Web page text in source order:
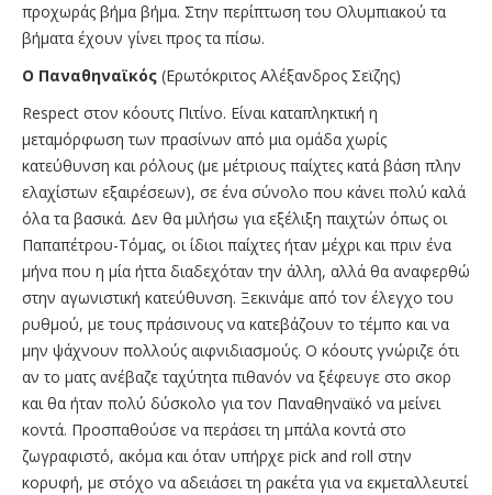
προχωράς βήμα βήμα. Στην περίπτωση του Ολυμπιακού τα
βήματα έχουν γίνει προς τα πίσω.
Ο Παναθηναϊκός (Ερωτόκριτος Αλέξανδρος Σεϊζης)
Respect στον κόουτς Πιτίνο. Eίναι καταπληκτική η
μεταμόρφωση των πρασίνων από μια ομάδα χωρίς
κατεύθυνση και ρόλους (με μέτριους παίχτες κατά βάση πλην
ελαχίστων εξαιρέσεων), σε ένα σύνολο που κάνει πολύ καλά
όλα τα βασικά. Δεν θα μιλήσω για εξέλιξη παιχτών όπως οι
Παπαπέτρου-Τόμας, οι ίδιοι παίχτες ήταν μέχρι και πριν ένα
μήνα που η μία ήττα διαδεχόταν την άλλη, αλλά θα αναφερθώ
στην αγωνιστική κατεύθυνση. Ξεκινάμε από τον έλεγχο του
ρυθμού, με τους πράσινους να κατεβάζουν το τέμπο και να
μην ψάχνουν πολλούς αιφνιδιασμούς. Ο κόουτς γνώριζε ότι
αν το ματς ανέβαζε ταχύτητα πιθανόν να ξέφευγε στο σκορ
και θα ήταν πολύ δύσκολο για τον Παναθηναϊκό να μείνει
κοντά. Προσπαθούσε να περάσει τη μπάλα κοντά στο
ζωγραφιστό, ακόμα και όταν υπήρχε pick and roll στην
κορυφή, με στόχο να αδειάσει τη ρακέτα για να εκμεταλλευτεί